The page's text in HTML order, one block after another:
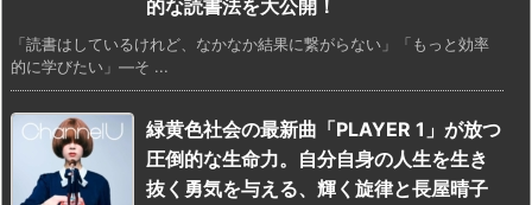
的な読書法を大公開！
「読書はしているけれど、なかなか結果に繋がらない」「もっと効率
的に学びたい」—そ ...
緑黄色社会の最新曲「PLAYER 1」が放つ
圧倒的な生命力。自分自身の人生を生き
抜く勇気を与える、輝く旋律と長屋晴子